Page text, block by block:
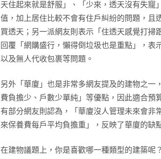
天住起來就是舒服」、「少來，透天沒有失寵
值，加上居住比較不會有住戶糾紛的問題，且
買透天；另一派網友則表示「住透天感覺打掃
回覆「網購盛行，懶得倒垃圾也是重點」，表
以及無人代收包裹等問題。
另外「華廈」也是非常多網友提及的建物之一
費負擔少、戶數少單純」等優點，因此適合預
有部分網友則認為，「華廈沒人管理未來會非
來保養費每戶平均負擔重」，反映了華廈的缺
在建物議題上，你是喜歡哪一種類型的建築呢